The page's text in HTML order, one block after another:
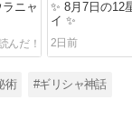
ニャ
✨ 8月7日の12
イ ✨
2日前
術 #ギリシャ神話